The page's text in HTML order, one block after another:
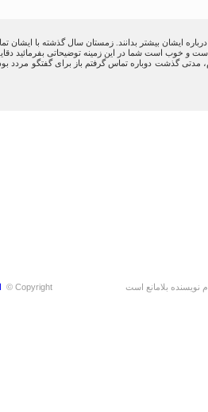
ایشان بیشتر بدانند. زمستان سال گذشته با ایشان
و خوب است شما در این زمینه توضیحاتی بفرمائید
گذشت دوباره تماس گرفتم باز برای گفتگو مردد
نویسنده بلامانع است Copyright ©